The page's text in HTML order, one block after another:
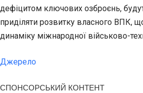
дефіцитом ключових озброєнь,
приділяти розвитку власного ВПК,
динаміку міжнародної військово-
Джерело